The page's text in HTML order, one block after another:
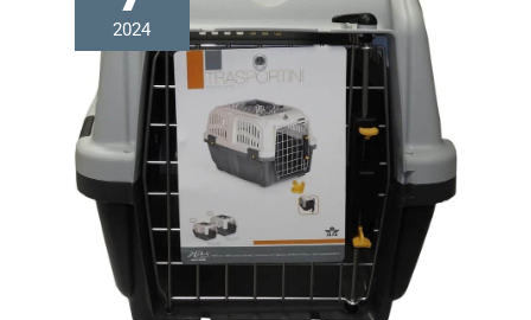
la taille de l'échelle pour chien convient à vos besoins
avant d'acheter. Si vous avez des questions, n'hésitez
pas à nous contacter!
2024